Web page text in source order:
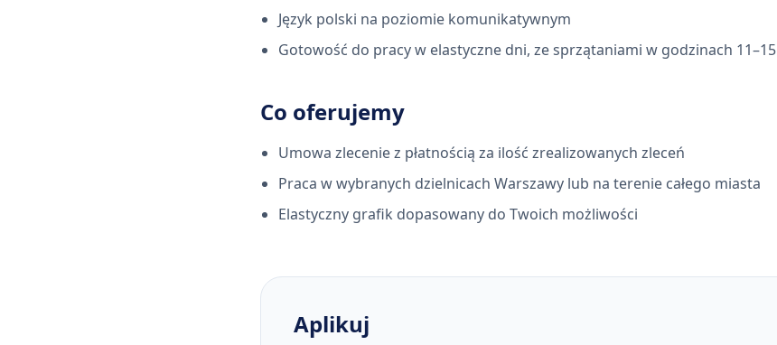
Język polski na poziomie komunikatywnym
Gotowość do pracy w elastyczne dni, ze sprzątaniami w godzinach 11–15
Co oferujemy
Umowa zlecenie z płatnością za ilość zrealizowanych zleceń
Praca w wybranych dzielnicach Warszawy lub na terenie całego miasta
Elastyczny grafik dopasowany do Twoich możliwości
Aplikuj